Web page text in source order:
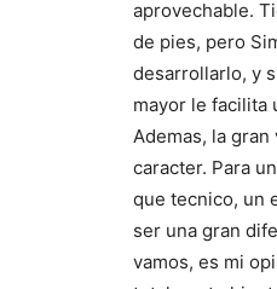
aprovechable.
de pies, pero
desarrollarlo, y
mayor le facilita
Ademas, la
caracter. Para
que tecnico, un
ser una gran
vamos, es mi